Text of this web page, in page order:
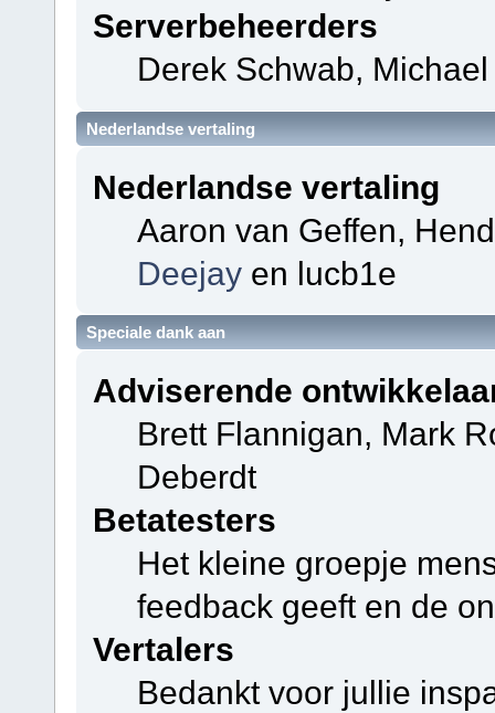
Serverbeheerders
Derek Schwab,
Nederlandse vertaling
Nederlandse vertaling
Aaron van Geffen,
Deejayen lucb1e
Speciale dank aan
Adviserende
Brett Flannigan, Mark
Deberdt
Betatesters
Het kleine groepje
feedback geeft en de
Vertalers
Bedankt voor jullie